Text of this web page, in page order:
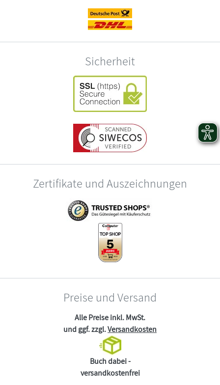
Sicherheit
Zertifikate und Auszeichnungen
Preise und Versand
Alle Preise inkl. MwSt.
und ggf. zzgl.Versandkosten
Buch dabei -
versandkostenfrei